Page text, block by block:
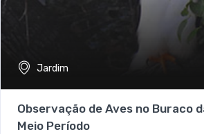
Jardim
Observação de Aves no Buraco
Meio Período